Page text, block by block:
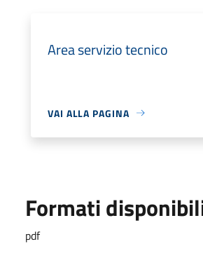
Area servizio tecnico
VAI ALLA PAGINA
Formati
pdf